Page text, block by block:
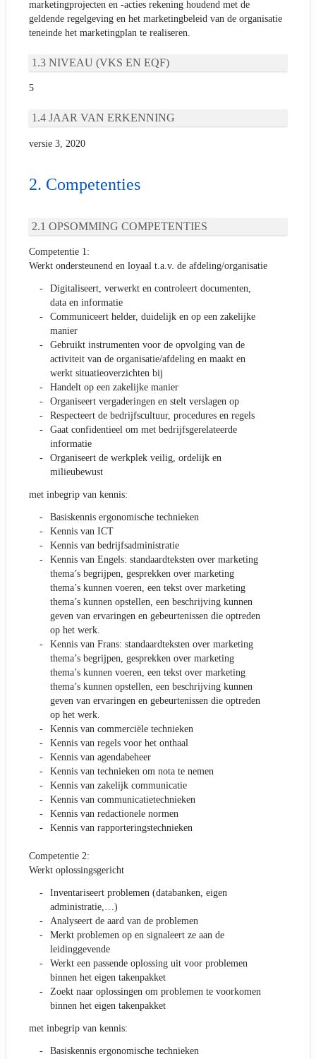
marketingprojecten en -acties rekening houdend met de
geldende regelgeving en het marketingbeleid van de organisatie
teneinde het marketingplan te realiseren.
NIVEAU (VKS EN EQF)
5
JAAR VAN ERKENNING
versie 3, 2020
Competenties
OPSOMMING COMPETENTIES
Competentie 1:
Werkt ondersteunend en loyaal t.a.v. de afdeling/organisatie
Digitaliseert, verwerkt en controleert documenten,
data en informatie
Communiceert helder, duidelijk en op een zakelijke
manier
Gebruikt instrumenten voor de opvolging van de
activiteit van de organisatie/afdeling en maakt en
werkt situatieoverzichten bij
Handelt op een zakelijke manier
Organiseert vergaderingen en stelt verslagen op
Respecteert de bedrijfscultuur, procedures en regels
Gaat confidentieel om met bedrijfsgerelateerde
informatie
Organiseert de werkplek veilig, ordelijk en
milieubewust
met inbegrip van kennis:
Basiskennis ergonomische technieken
Kennis van ICT
Kennis van bedrijfsadministratie
Kennis van Engels: standaardteksten over marketing
thema’s begrijpen, gesprekken over marketing
thema’s kunnen voeren, een tekst over marketing
thema’s kunnen opstellen, een beschrijving kunnen
geven van ervaringen en gebeurtenissen die optreden
op het werk.
Kennis van Frans: standaardteksten over marketing
thema’s begrijpen, gesprekken over marketing
thema’s kunnen voeren, een tekst over marketing
thema’s kunnen opstellen, een beschrijving kunnen
geven van ervaringen en gebeurtenissen die optreden
op het werk.
Kennis van commerciële technieken
Kennis van regels voor het onthaal
Kennis van agendabeheer
Kennis van technieken om nota te nemen
Kennis van zakelijk communicatie
Kennis van communicatietechnieken
Kennis van redactionele normen
Kennis van rapporteringstechnieken
Competentie 2:
Werkt oplossingsgericht
Inventariseert problemen (databanken, eigen
administratie,…)
Analyseert de aard van de problemen
Merkt problemen op en signaleert ze aan de
leidinggevende
Werkt een passende oplossing uit voor problemen
binnen het eigen takenpakket
Zoekt naar oplossingen om problemen te voorkomen
binnen het eigen takenpakket
met inbegrip van kennis:
Basiskennis ergonomische technieken